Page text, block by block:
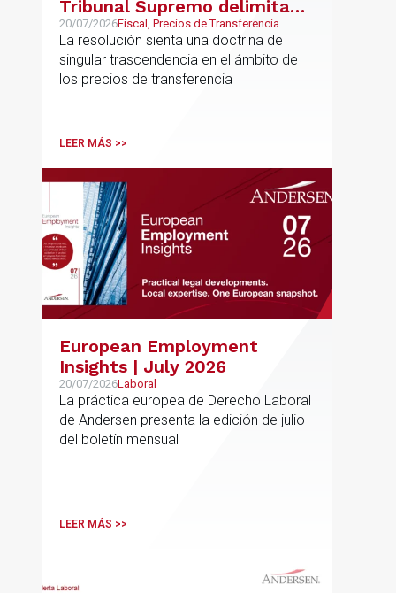
Tribunal Supremo delimita
con precisión los límites de la
normativa de precios de
transferencia y fija doctrina
sobre su inaplicabilidad a
20/07/2026Fiscal, Precios de Transferencia
La resolución sienta una doctrina de
singular trascendencia en el ámbito de
los precios de transferencia
LEER MÁS >>
European Employment
Insights | July 2026
20/07/2026Laboral
La práctica europea de Derecho Laboral
de Andersen presenta la edición de julio
del boletín mensual
LEER MÁS >>